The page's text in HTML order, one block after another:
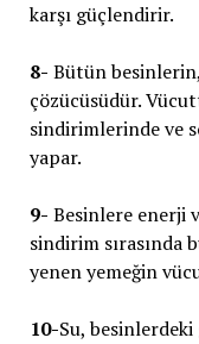
karşı güçlendirir.
8- Bütün
çözücüsüdür.
sindirimlerinde ve
yapar.
9- Besinlere enerji
sindirim sırasında
yenen yemeğin
10-Su,